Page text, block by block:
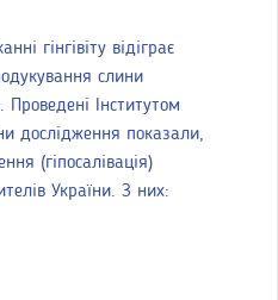
гінгівіту відіграє
слини
Інститутом
дослідження показали,
(гіпосалівація)
України. З них: